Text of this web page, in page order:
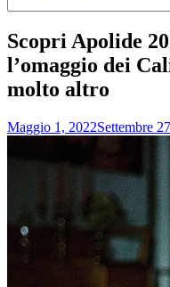
Scopri Apolide
l’omaggio dei
molto altro
Maggio 1, 2022Settembre